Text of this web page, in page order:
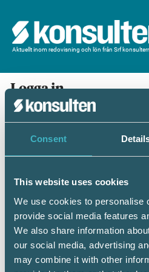
Consent
This website uses cookies
We use cookies to personalise
provide social media features
We also share information
our social media, advertising
may combine it with other
Aktuellt inom redovisning och lön från Srf
Logga in
En prenumeration ingår för
medlem/ansluten till Srf
med BankID eller samma
Mobilt BankID
Personnummer